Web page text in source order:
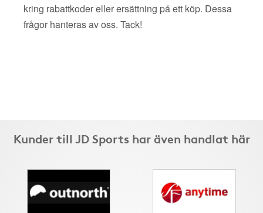
kring rabattkoder eller ersättning på ett köp. Dessa
frågor hanteras av oss. Tack!
Kunder till JD Sports har även handlat här